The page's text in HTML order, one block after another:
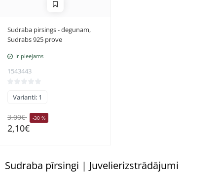
Sudraba pirsings - degunam,
Sudrabs 925 prove
Ir pieejams
1543443
Varianti: 1
3,00€ -30 %
2,10€
Sudraba pīrsingi | Juvelierizstrādājumi